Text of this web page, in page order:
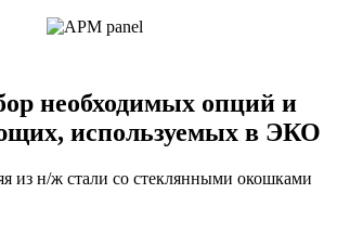
необходимых опций и
используемых в ЭКО
из н/ж стали со стеклянными окошками